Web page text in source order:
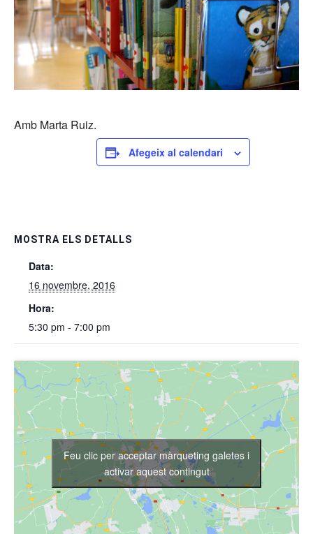
Amb Marta Ruiz.
Afegeix al calendari
MOSTRA ELS DETALLS
Data:
16 novembre, 2016
Hora:
5:30 pm - 7:00 pm
Feu clic per acceptar màrqueting galetes i
activar aquest contingut